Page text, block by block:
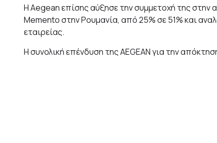
Η Aegean επίσης αύξησε την συμμετοχή της στην
Memento στην Ρουμανία, από 25% σε 51% και
εταιρείας.
Η συνολική επένδυση της AEGEAN για την